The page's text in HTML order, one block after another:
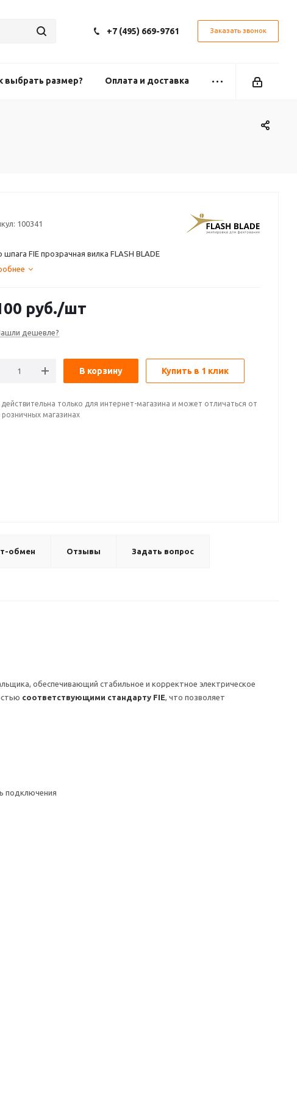
+7 (495) 669-9761 Заказать звонок
выбрать размер? Оплата и доставка
100341
FIE прозрачная вилка FLASH BLADE
руб./шт
дешевле?
В корзину Купить в 1 клик
только для интернет-магазина и может отличаться от
розничных магазинах
обмен Отзывы Задать вопрос
обеспечивающий стабильное и корректное электрическое
соответствующими стандарту FIE, что позволяет
подключения